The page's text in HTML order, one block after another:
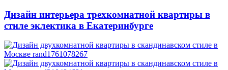
Дизайн интерьера трехкомнатной квартиры в
стиле эклектика в Екатеринбурге